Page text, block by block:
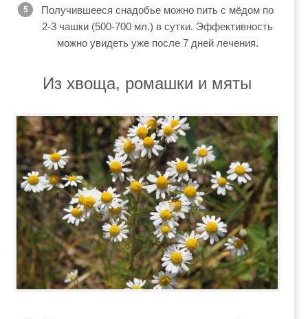
Получившееся снадобье можно пить с мёдом по
2-3 чашки (500-700 мл.) в сутки. Эффективность
можно увидеть уже после 7 дней лечения.
Из хвоща, ромашки и мяты